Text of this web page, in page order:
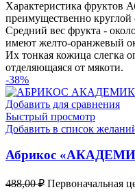
Характеристика фруктов
преимущественно
Средний вес фрукта -
имеют желто-оранжевый
Их тонкая кожица слегка
отделяющаяся от мякоти.
-38%
Добавить для сравнения
Быстрый просмотр
Добавить в список
Абрикос
488,00₽ Первоначальная